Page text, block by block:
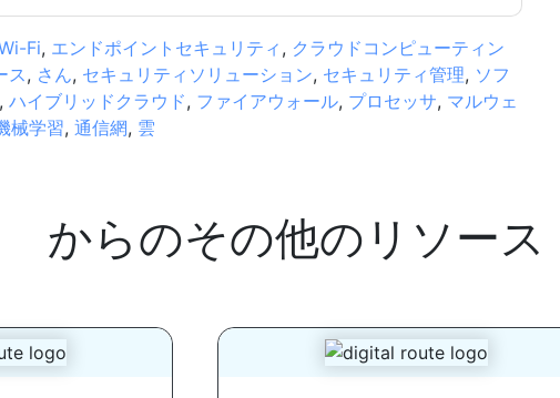
Fi, エンドポイントセキュリティ , クラウドコンピューティン
ス, さん, セキュリティソリューション, セキュリティ管理, ソフ
, ハイブリッドクラウド, ファイアウォール, プロセッサ, マルウェ
械学習, 通信網, 雲
からのその他のリソース